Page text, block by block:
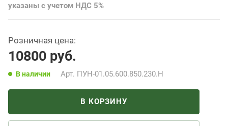
указаны с учетом НДС 5%
Розничная цена:
10800 руб.
В наличии Арт. ПУН-01.05.600.850.230.Н
В КОРЗИНУ